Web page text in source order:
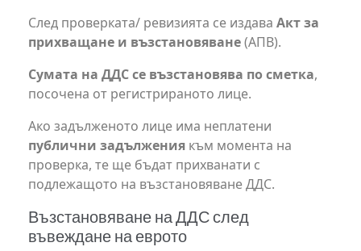
След проверката/ ревизията се издава Акт за
прихващане и възстановяване(АПВ).
Сумата на ДДС се възстановява по сметка,
посочена от регистрираното лице.
Ако задълженото лице има неплатени
публични задължения към момента на
проверка, те ще бъдат прихванати с
подлежащото на възстановяване ДДС.
Възстановяване на ДДС след
въвеждане на еврото